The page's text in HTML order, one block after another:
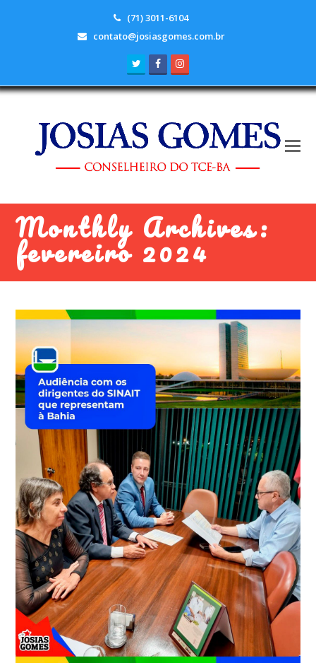
(71) 3011-6104
contato@josiasgomes.com.br
TwitterFacebook
Monthly Archives:
fevereiro 2024